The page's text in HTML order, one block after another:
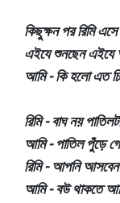
কিছুক্ষন পর রিমি
এইযে শুনছেন এইযে
আমি - কি হলো এত
রিমি - বাঘ নয়
আমি - পাতিল পুঁড়ে
রিমি - আপনি
আমি - বউ থাকতে